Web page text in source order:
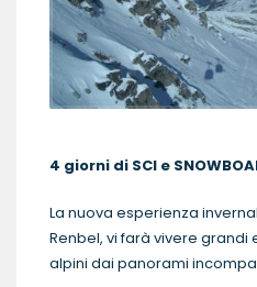
4 giorni di SCI e
La nuova esperienza
Renbel, vi farà vivere
alpini dai panorami